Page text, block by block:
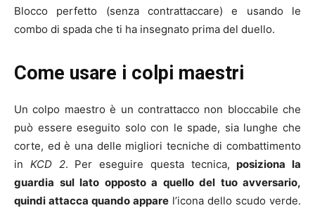
Blocco perfetto (senza contrattaccare) e usando le
combo di spada che ti ha insegnato prima del duello.
Come usare i colpi maestri
Un colpo maestro è un contrattacco non bloccabile che
può essere eseguito solo con le spade, sia lunghe che
corte, ed è una delle migliori tecniche di combattimento
in KCD 2. Per eseguire questa tecnica,posiziona la
guardia sul lato opposto a quello del tuo avversario,
quindi attacca quando appare l’icona dello scudo verde.